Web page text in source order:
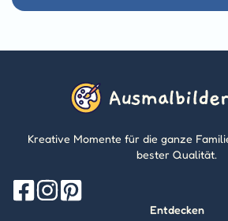
Kreative Momente für die ganze
bester Qualität.
Entdecken